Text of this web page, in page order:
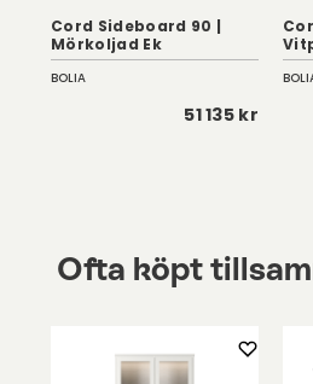
Cord Sideboard 90 |
Mörkoljad Ek
BOLIA
51 135 kr
Ofta köpt